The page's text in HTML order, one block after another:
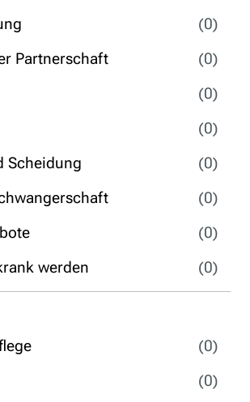
(0)
Partnerschaft
(0)
(0)
(0)
Scheidung
(0)
(0)
(0)
werden
(0)
(0)
(0)